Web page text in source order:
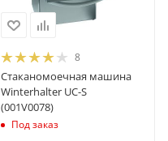
8
Стаканомоечная машина
Winterhalter UC-S
(001V0078)
Под заказ